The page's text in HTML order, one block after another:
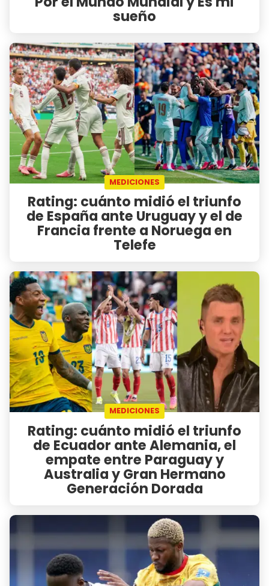
sueño
MEDICIONES
Rating: cuánto midió el triunfo
de España ante Uruguay y el de
Francia frente a Noruega en
Telefe
MEDICIONES
Rating: cuánto midió el triunfo
de Ecuador ante Alemania, el
empate entre Paraguay y
Australia y Gran Hermano
Generación Dorada